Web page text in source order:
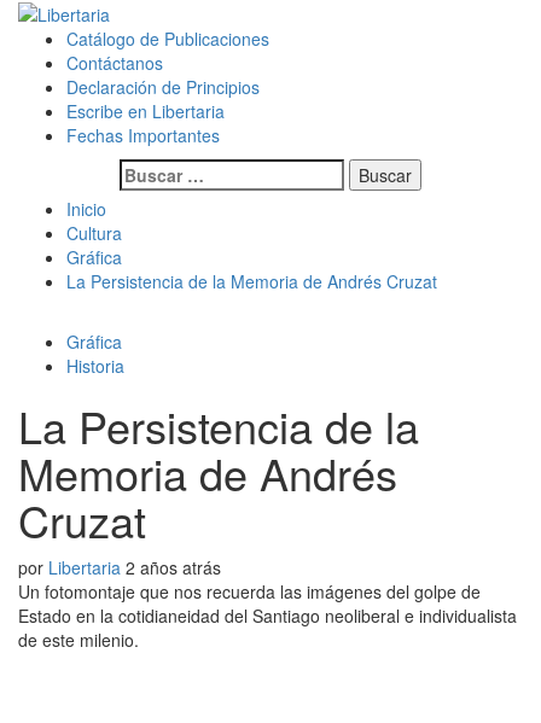
Saltar
contenido
Libertaria
Revista Libertaria es un medio de comunicación autogestionado
desde el sur del mundo, territorio dominado por el Estado chileno.
Nos oponemos al sistema de dominación capitalista y patriarcal,
proponiendo la construcción de una sociedad libre y solidaria.
Menú
principal
Catálogo de Publicaciones
Contáctanos
Declaración de Principios
Escribe en Libertaria
Fechas Importantes
Buscar:
Inicio
Cultura
Gráfica
La Persistencia de la Memoria de Andrés Cruzat
Gráfica
Historia
La Persistencia de la
Memoria de Andrés
Cruzat
por Libertaria 2 años atrás
Un fotomontaje que nos recuerda las imágenes del golpe de
Estado en la cotidianeidad del Santiago neoliberal e individualista
de este milenio.